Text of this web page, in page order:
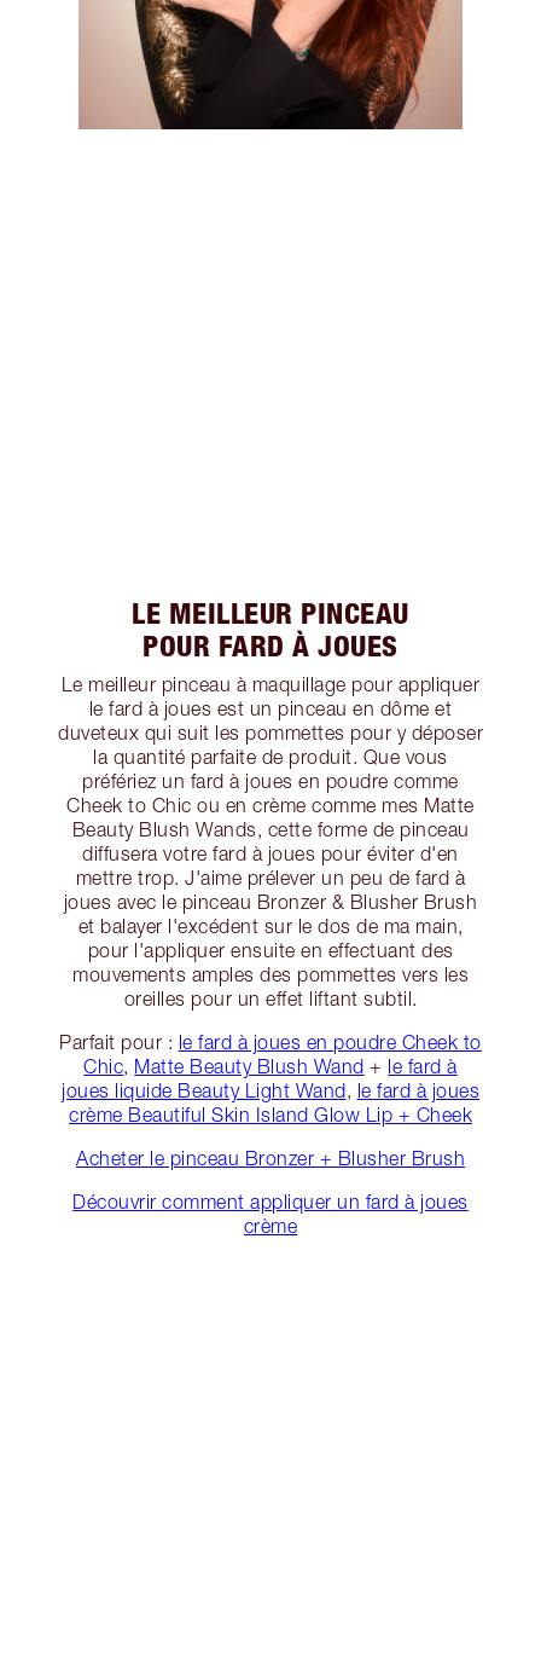
LE MEILLEUR PINCEAU
POUR FARD À JOUES
Le meilleur pinceau à maquillage pour appliquer
le fard à joues est un pinceau en dôme et
duveteux qui suit les pommettes pour y déposer
la quantité parfaite de produit. Que vous
préfériez un fard à joues en poudre comme
Cheek to Chic ou en crème comme mes Matte
Beauty Blush Wands, cette forme de pinceau
diffusera votre fard à joues pour éviter d'en
mettre trop. J'aime prélever un peu de fard à
joues avec le pinceau Bronzer & Blusher Brush
et balayer l'excédent sur le dos de ma main,
pour l'appliquer ensuite en effectuant des
mouvements amples des pommettes vers les
oreilles pour un effet liftant subtil.
Parfait pour : le fard à joues en poudre Cheek to
Chic, Matte Beauty Blush Wand + le fard à
joues liquide Beauty Light Wand, le fard à joues
crème Beautiful Skin Island Glow Lip + Cheek
Acheter le pinceau Bronzer + Blusher Brush
Découvrir comment appliquer un fard à joues
crème